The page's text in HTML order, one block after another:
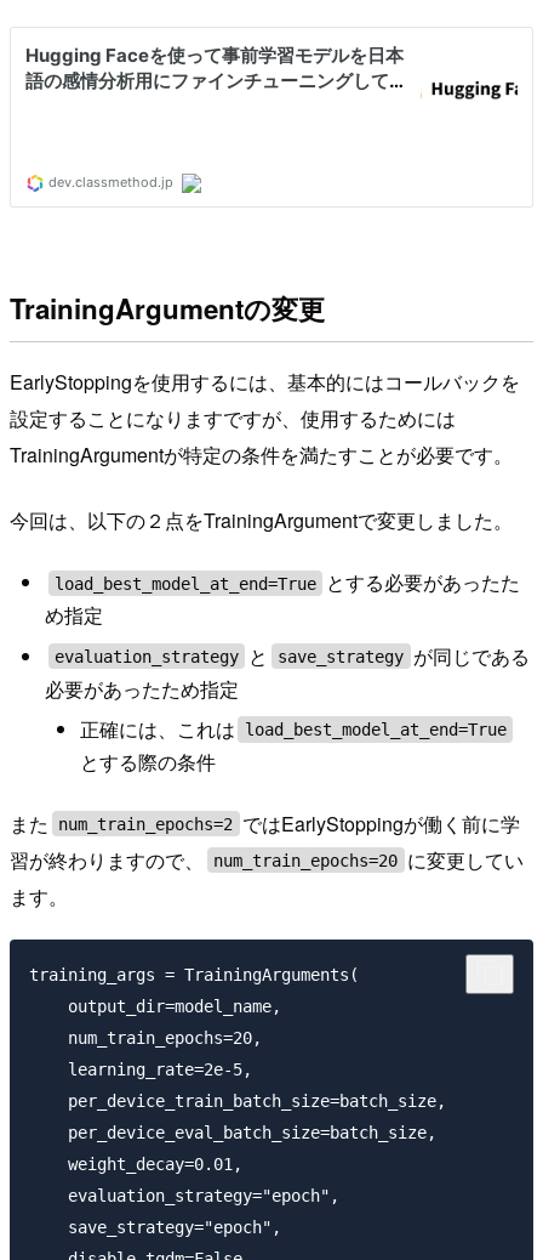
TrainingArgumentの変更
EarlyStoppingを使用するには、基本的にはコールバックを
設定することになりますですが、使用するためには
TrainingArgumentが特定の条件を満たすことが必要です。
今回は、以下の２点をTrainingArgumentで変更しました。
load_best_model_at_end=True
とする必要があったた
め指定
evaluation_strategy と save_strategy が同じである
必要があったため指定
正確には、これは
load_best_model_at_end=True
とする際の条件
また num_train_epochs=2
ではEarlyStoppingが働く前に学
習が終わりますので、
num_train_epochs=20 に変更してい
ます。
training_args = TrainingArguments(
    output_dir=model_name,
    num_train_epochs=20,
    learning_rate=2e-5,
    per_device_train_batch_size=batch_size,
    per_device_eval_batch_size=batch_size,
    weight_decay=0.01,
    evaluation_strategy="epoch",
    save_strategy="epoch",